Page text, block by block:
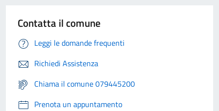
Contatta il comune
Leggi le domande frequenti
Richiedi Assistenza
Chiama il comune 079445200
Prenota un appuntamento